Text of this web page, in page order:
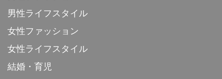
男性ライフスタイル
女性ファッション
女性ライフスタイル
結婚・育児